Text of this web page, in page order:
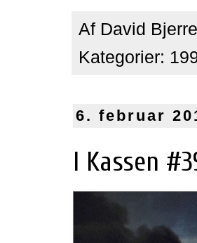
Af David Bjerre
Kategorier:
6. februar
I Kassen